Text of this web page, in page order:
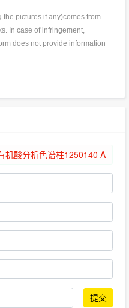
pictures if any)comes from
In case of infringement,
does not provide information
提交